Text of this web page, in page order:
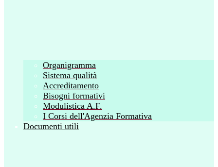
Organigramma
Sistema qualità
Accreditamento
Bisogni formativi
Modulistica A.F.
I Corsi dell'Agenzia Formativa
Documenti utili